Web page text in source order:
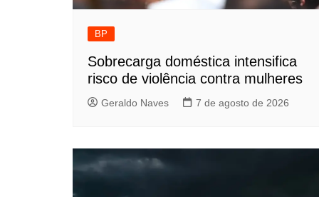
BP
Sobrecarga doméstica intensifica
risco de violência contra mulheres
Geraldo Naves 7 de agosto de 2026